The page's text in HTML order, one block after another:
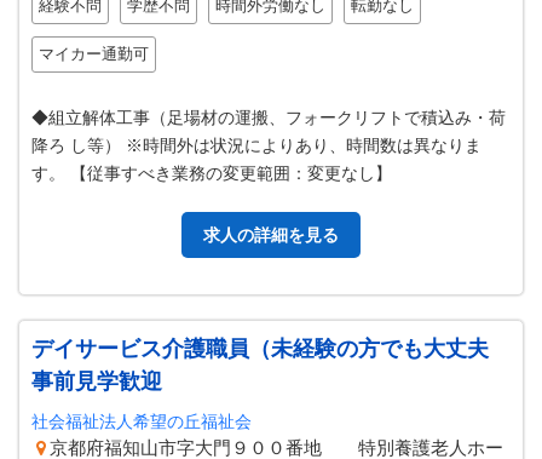
経験不問 学歴不問 時間外労働なし 転勤なし
マイカー通勤可
◆組立解体工事（足場材の運搬、フォークリフトで積込み・荷
降ろ し等） ※時間外は状況によりあり、時間数は異なりま
す。 【従事すべき業務の変更範囲：変更なし】
求人の詳細を見る
デイサービス介護職員（未経験の方でも大丈夫
事前見学歓迎
社会福祉法人希望の丘福祉会
京都府福知山市字大門９００番地 特別養護老人ホー